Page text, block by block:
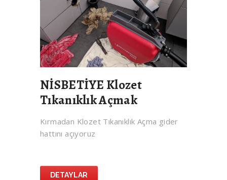
NİSBETİYE Klozet
Tıkanıklık Açmak
Kırmadan Klozet Tıkanıklık Açma gider
hattını açıyoruz
DETAYLAR